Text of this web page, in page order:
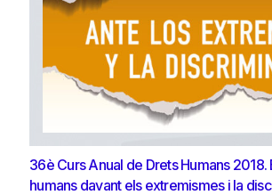
36è Curs Anual de Drets Humans 2018.
humans davant els extremismes i la